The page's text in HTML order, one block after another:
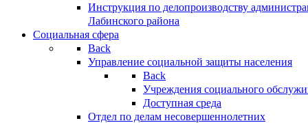
Инструкция по делопроизводству
Лабинского района
Социальная сфера
Back
Управление социальной защиты населения
Back
Учреждения социального
Доступная среда
Отдел по делам несовершеннолетних